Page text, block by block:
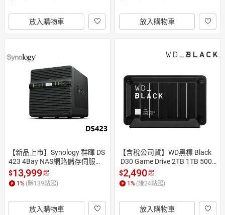
放入購物車 放入購物車
【新品上市】Synology 群暉 DS
423 4Bay NAS網路儲存伺服器
含稅公司貨 影像監控/共享資
料/私有雲端
$13,999起
1 % (賺139點起)
放入購物車
【含稅公司貨】WD黑標 Black
D30 Game Drive 2TB 1TB 500
GB電競外接式SSD 適用PS5
$2,490起
1 % (賺24點起)
放入購物車